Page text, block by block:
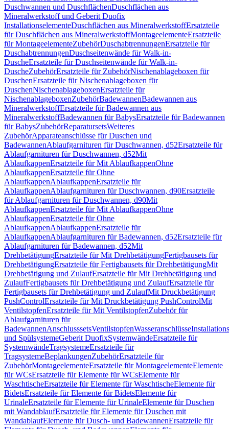
Duschwannen und DuschflächenDuschflächen aus
Mineralwerkstoff und Geberit Duofix
InstallationselementeDuschflächen aus MineralwerkstoffErsatzteile
für Duschflächen aus MineralwerkstoffMontageelementeErsatzteile
für MontageelementeZubehörDuschabtrennungenErsatzteile für
DuschabtrennungenDuschseitenwände für Walk-in-
DuscheErsatzteile für Duschseitenwände für Walk-in-
DuscheZubehörErsatzteile für ZubehörNischenablageboxen für
DuschenErsatzteile für Nischenablageboxen für
DuschenNischenablageboxenErsatzteile für
NischenablageboxenZubehörBadewannenBadewannen aus
MineralwerkstoffErsatzteile für Badewannen aus
MineralwerkstoffBadewannen für BabysErsatzteile für Badewannen
für BabysZubehörReparatursetsWeiteres
ZubehörApparateanschlüsse für Duschen und
BadewannenAblaufgarnituren für Duschwannen, d52Ersatzteile für
Ablaufgarnituren für Duschwannen, d52Mit
AblaufkappenErsatzteile für Mit AblaufkappenOhne
AblaufkappenErsatzteile für Ohne
AblaufkappenAblaufkappenErsatzteile für
AblaufkappenAblaufgarnituren für Duschwannen, d90Ersatzteile
für Ablaufgarnituren für Duschwannen, d90Mit
AblaufkappenErsatzteile für Mit AblaufkappenOhne
AblaufkappenErsatzteile für Ohne
AblaufkappenAblaufkappenErsatzteile für
AblaufkappenAblaufgarnituren für Badewannen, d52Ersatzteile für
Ablaufgarnituren für Badewannen, d52Mit
DrehbetätigungErsatzteile für Mit DrehbetätigungFertigbausets für
DrehbetätigungErsatzteile für Fertigbausets für DrehbetätigungMit
Drehbetätigung und ZulaufErsatzteile für Mit Drehbetätigung und
ZulaufFertigbausets für Drehbetätigung und ZulaufErsatzteile für
Fertigbausets für Drehbetätigung und ZulaufMit Druckbetätigung
PushControlErsatzteile für Mit Druckbetätigung PushControlMit
VentilstopfenErsatzteile für Mit VentilstopfenZubehör für
Ablaufgarnituren für
BadewannenAnschlusssetsVentilstopfenWasseranschlüsse
und SpülsystemeGeberit DuofixSystemwändeErsatzteile für
SystemwändeTragsystemeErsatzteile für
TragsystemeBeplankungenZubehörErsatzteile für
ZubehörMontageelementeErsatzteile für MontageelementeElemente
für WCsErsatzteile für Elemente für WCsElemente für
WaschtischeErsatzteile für Elemente für WaschtischeElemente für
BidetsErsatzteile für Elemente für BidetsElemente für
UrinaleErsatzteile für Elemente für UrinaleElemente für Duschen
mit WandablaufErsatzteile für Elemente für Duschen mit
WandablaufElemente für Dusch- und BadewannenErsatzteile für